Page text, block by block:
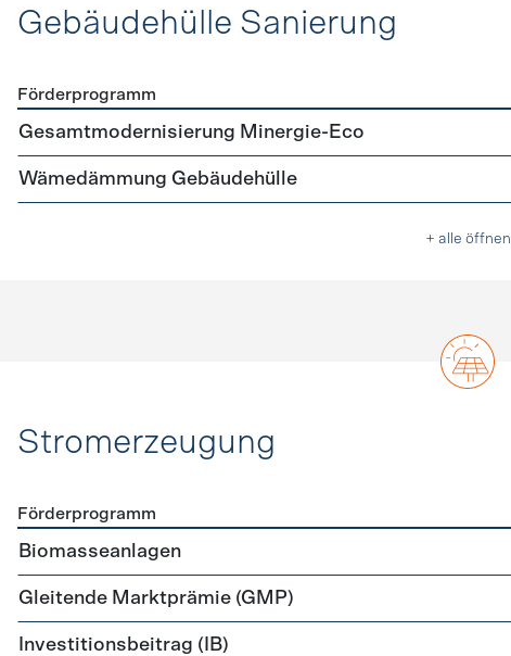
Gebäudehülle Sanierung
Förderprogramme Gebäudehülle Sanierung
Förderprogramm
Gesamtmodernisierung Minergie-Eco
Wämedämmung Gebäudehülle
+ alle öffnen
Stromerzeugung
Förderprogramme
Förderprogramm
Biomasseanlagen
Gleitende Marktprämie (GMP)
Investitionsbeitrag (IB)